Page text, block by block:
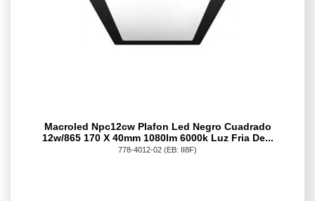
Macroled Npc12cw Plafon Led Negro Cuadrado
12w/865 170 X 40mm 1080lm 6000k Luz Fria De...
778-4012-02 (EB: II8F)